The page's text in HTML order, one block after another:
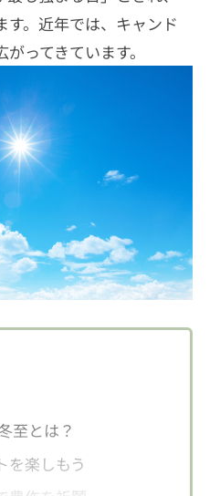
。近年では、キャンド
ってきています。
至とは？
を楽しもう